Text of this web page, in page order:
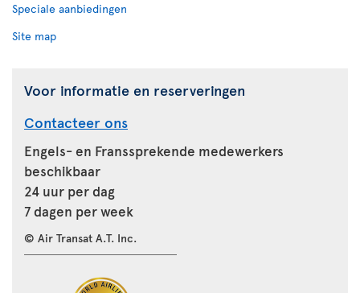
Speciale aanbiedingen
Site map
Voor informatie en reserveringen
Contacteer ons
Engels- en Franssprekende medewerkers
beschikbaar
24 uur per dag
7 dagen per week
© Air Transat A.T. Inc.